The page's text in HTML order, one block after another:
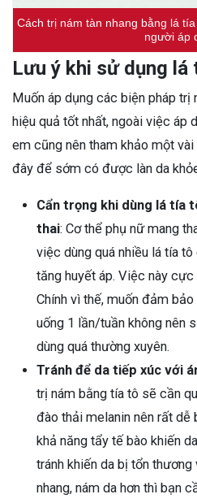
Cách trị nám tàn nhang bằng lá
người áp
Lưu ý khi sử dụng
Muốn áp dụng các biện pháp
hiệu quả tốt nhất, ngoài việc áp
em cũng nên tham khảo một
đây để sớm có được làn da
Cẩn trọng khi dùng lá tía
thai: Cơ thể phụ nữ mang
việc dùng quá nhiều lá tía
tăng huyết áp. Việc này
Chính vì thế, muốn đảm
uống 1 lần/tuần không nên
dùng quá thường xuyên.
Tránh để da tiếp xúc với
trị nám bằng tía tô sẽ cần
đào thải melanin nên rất dễ
khả năng tẩy tế bào khiến
tránh khiến da bị tổn
nhang, nám da hơn thì bạn